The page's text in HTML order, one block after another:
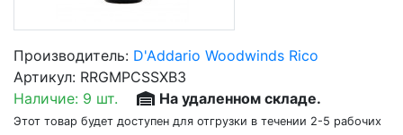
Производитель: D'Addario Woodwinds Rico
Артикул: RRGMPCSSXB3
Наличие: 9 шт. На удаленном складе.
Этот товар будет доступен для отгрузки в течении 2-5 рабочих